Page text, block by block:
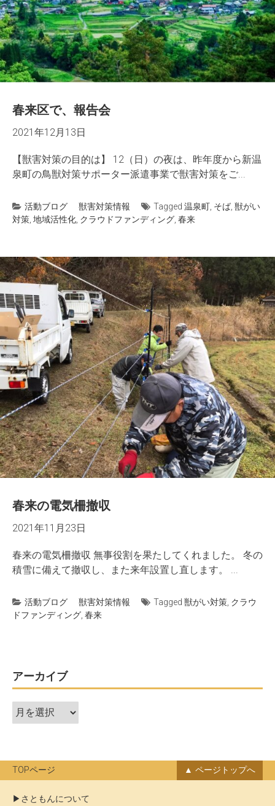
春来区で、報告会
2021年12月13日
【獣害対策の目的は】 12（日）の夜は、昨年度から新温
泉町の鳥獣対策サポーター派遣事業で獣害対策をご...
活動ブログ 獣害対策情報 Tagged 温泉町 そば 獣がい
対策 地域活性化 クラウドファンディング 春来
春来の電気柵撤収
2021年11月23日
春来の電気柵撤収 無事役割を果たしてくれました。 冬の
積雪に備えて撤収し、また来年設置し直します。 ...
活動ブログ 獣害対策情報 Tagged 獣がい対策 クラウ
ドファンディング 春来
アーカイブ
ア
ー
ブ
TOPページ ページトップへ
さともんについて